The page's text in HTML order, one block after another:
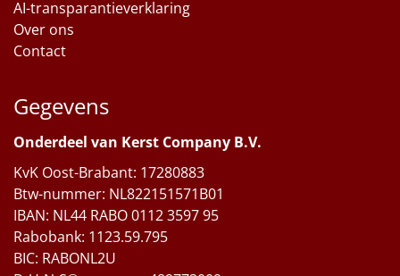
AI-transparantieverklaring
Over ons
Contact
Gegevens
Onderdeel van Kerst Company B.V.
KvK Oost-Brabant: 17280883
Btw-nummer: NL822151571B01
IBAN: NL44 RABO 0112 3597 95
Rabobank: 1123.59.795
BIC: RABONL2U